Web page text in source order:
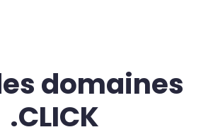
domaines
.CLICK